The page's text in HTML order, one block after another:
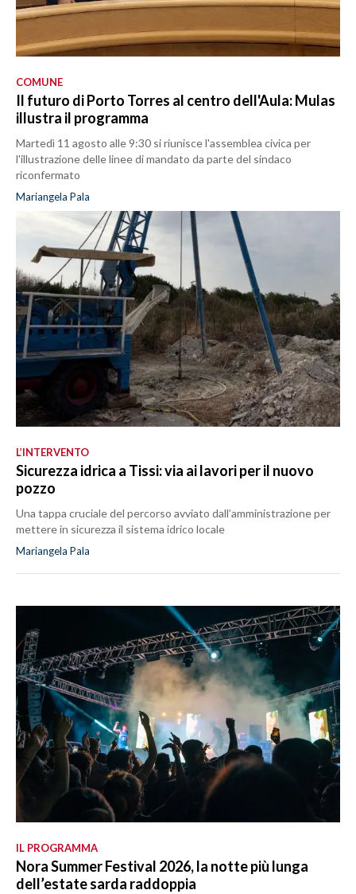
COMUNE
Il futuro di Porto Torres al centro dell'Aula: Mulas
illustra il programma
Martedì 11 agosto alle 9:30 si riunisce l'assemblea civica per
l'illustrazione delle linee di mandato da parte del sindaco
riconfermato
Mariangela Pala
L’INTERVENTO
Sicurezza idrica a Tissi: via ai lavori per il nuovo
pozzo
Una tappa cruciale del percorso avviato dall’amministrazione per
mettere in sicurezza il sistema idrico locale
Mariangela Pala
IL PROGRAMMA
Nora Summer Festival 2026, la notte più lunga
dell’estate sarda raddoppia